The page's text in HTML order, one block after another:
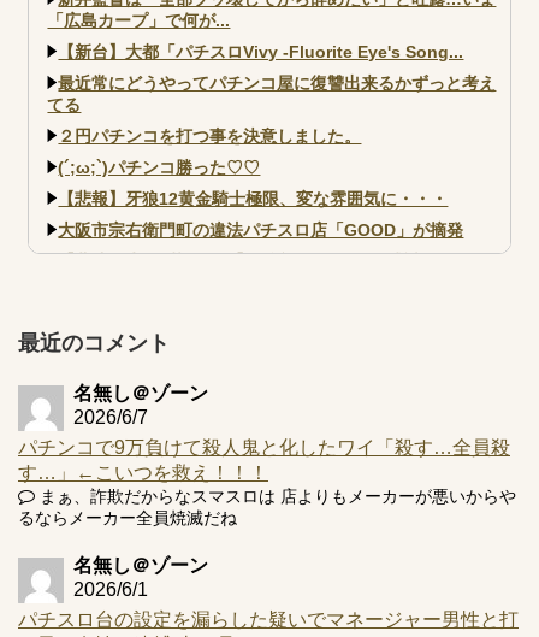
「広島カープ」で何が...
【新台】大都「パチスロVivy -Fluorite Eye's Song...
最近常にどうやってパチンコ屋に復讐出来るかずっと考え
てる
２円パチンコを打つ事を決意しました。
(´;ω;`)パチンコ勝った♡♡
【悲報】牙狼12黄金騎士極限、変な雰囲気に・・・
大阪市宗右衛門町の違法パチスロ店「GOOD」が摘発
プ報告あり！弱予告...
井の軽い絆？
Powered by livedoor 相互RSS
最近のコメント
名無し＠ゾーン
2026/6/7
パチンコで9万負けて殺人鬼と化したワイ「殺す…全員殺
す…」←こいつを救え！！！
まぁ、詐欺だからなスマスロは 店よりもメーカーが悪いからや
るならメーカー全員焼滅だね
名無し＠ゾーン
2026/6/1
パチスロ台の設定を漏らした疑いでマネージャー男性と打